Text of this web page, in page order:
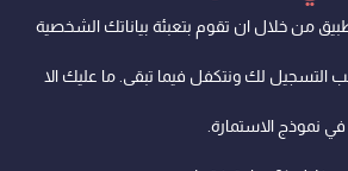
من خلال ان تقوم بتعبئة بياناتك الشخصية
لك ونتكفل فيما تبقى. ما عليك الا
نموذج الاستمارة.